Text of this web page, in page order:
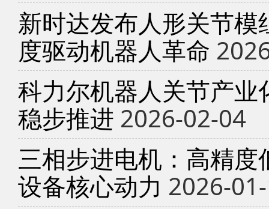
新时达发布人形关节
度驱动机器人革命
科力尔机器人关节产
稳步推进 2026-02-04
三相步进电机：高精
设备核心动力 2026-